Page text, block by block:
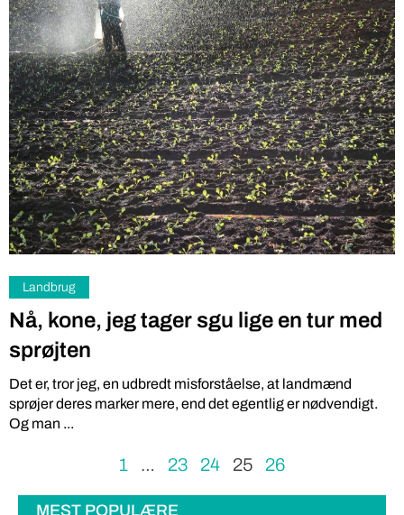
Landbrug
Nå, kone, jeg tager sgu lige en tur med
sprøjten
Det er, tror jeg, en udbredt misforståelse, at landmænd
sprøjer deres marker mere, end det egentlig er nødvendigt.
Og man ...
1 … 23 24 25 26
MEST POPULÆRE